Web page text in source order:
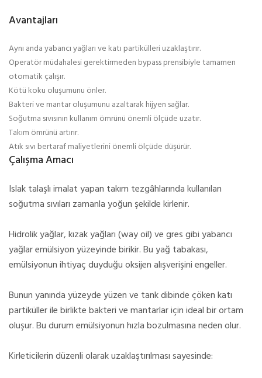
Avantajları
Aynı anda yabancı yağları ve katı partikülleri uzaklaştırır.
Operatör müdahalesi gerektirmeden bypass prensibiyle tamamen
otomatik çalışır.
Kötü koku oluşumunu önler.
Bakteri ve mantar oluşumunu azaltarak hijyen sağlar.
Soğutma sıvısının kullanım ömrünü önemli ölçüde uzatır.
Takım ömrünü artırır.
Atık sıvı bertaraf maliyetlerini önemli ölçüde düşürür.
Çalışma Amacı
Islak talaşlı imalat yapan takım tezgâhlarında kullanılan
soğutma sıvıları zamanla yoğun şekilde kirlenir.
Hidrolik yağlar, kızak yağları (way oil) ve gres gibi yabancı
yağlar emülsiyon yüzeyinde birikir. Bu yağ tabakası,
emülsiyonun ihtiyaç duyduğu oksijen alışverişini engeller.
Bunun yanında yüzeyde yüzen ve tank dibinde çöken katı
partiküller ile birlikte bakteri ve mantarlar için ideal bir ortam
oluşur. Bu durum emülsiyonun hızla bozulmasına neden olur.
Kirleticilerin düzenli olarak uzaklaştırılması sayesinde: